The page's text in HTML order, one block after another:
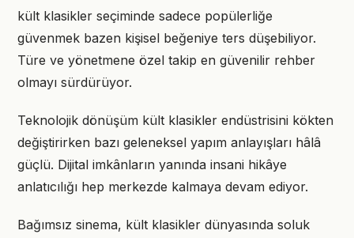
kült klasikler seçiminde sadece popülerliğe
güvenmek bazen kişisel beğeniye ters düşebiliyor.
Türe ve yönetmene özel takip en güvenilir rehber
olmayı sürdürüyor.
Teknolojik dönüşüm kült klasikler endüstrisini kökten
değiştirirken bazı geleneksel yapım anlayışları hâlâ
güçlü. Dijital imkânların yanında insani hikâye
anlatıcılığı hep merkezde kalmaya devam ediyor.
Bağımsız sinema, kült klasikler dünyasında soluk